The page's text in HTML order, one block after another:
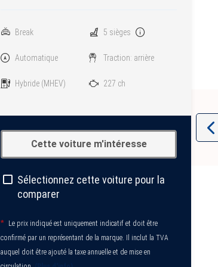
Break
Automatique
Hybride (MHEV)
5 sièges
Traction: arrière
227 ch
Cette voiture m'intéresse
Sélectionnez cette voiture pour la
comparer
*
Le prix indiqué est uniquement indicatif et doit être
confirmé par un représentant de la marque. Il inclut la TVA
auquel doit être ajouté la taxe annuelle et de mise en